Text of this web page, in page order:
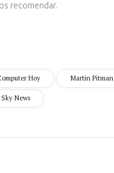
recomendar.
Hoy Martin Pitman
Sky News